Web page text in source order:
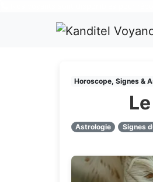
Horoscope, Signes &
Astrologie Signes